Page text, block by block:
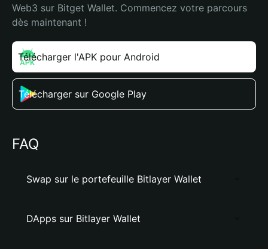
Web3 sur Bitget Wallet. Commencez votre parcours
dès maintenant !
Télécharger l'APK pour Android
Télécharger sur Google Play
FAQ
Swap sur le portefeuille Bitlayer Wallet
DApps sur Bitlayer Wallet